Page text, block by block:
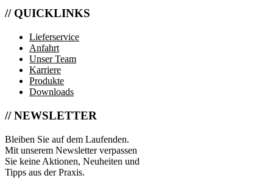
// QUICKLINKS
Lieferservice
Anfahrt
Unser Team
Karriere
Produkte
Downloads
// NEWSLETTER
Bleiben Sie auf dem Laufenden.
Mit unserem Newsletter verpassen
Sie keine Aktionen, Neuheiten und
Tipps aus der Praxis.